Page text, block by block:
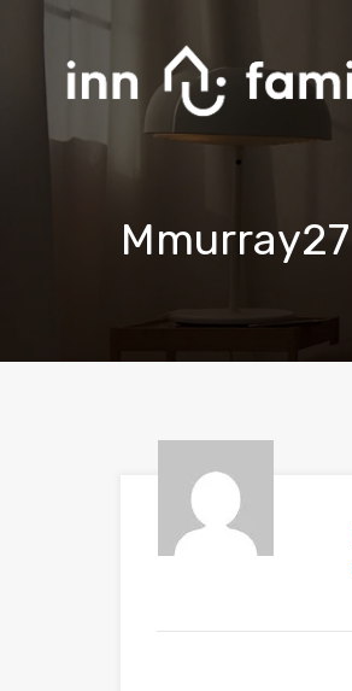
Mmurray27